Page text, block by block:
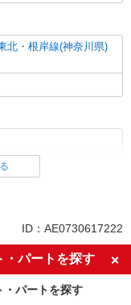
北・根岸線(神奈川県)
新卒歓迎
歓迎
ID：AE0730617222
・パートを探す
・パートを探す